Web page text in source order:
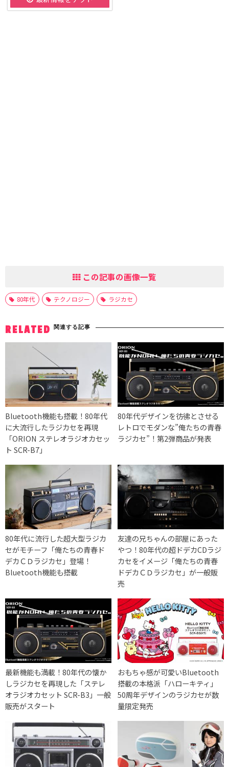
この記事の画像一覧
80年代 テクノロジー ラジカセ
RELATED 関連する記事
Bluetooth機能も搭載！80年代
に大流行したラジカセを再現
「ORION ステレオラジオカセッ
ト SCR-B7」
80年代デザインを彷彿とさせる
レトロでモダンな”俺たちの青春
ラジカセ”！第2弾商品が発表
80年代に流行した超大型ラジカ
セがモチーフ「俺たちの青春ド
デカＣＤラジカセ」登場！
Bluetooth機能も搭載
友達の兄ちゃんの部屋にあった
やつ！80年代の超ドデカCDラジ
カセをイメージ「俺たちの青春
ドデカＣＤラジカセ」が一般販
売
最新機能も満載！80年代の懐か
しラジカセを再現した「ステレ
オラジオカセット SCR-B3」一般
販売がスタート
おもちゃ感が可愛いBluetooth
搭載の本格派「ハローキティ」
50周年デザインのラジカセが数
量限定発売